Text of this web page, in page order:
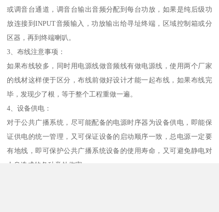
或调音台通道，调音台输出音频分配到每台功放，如果是纯后级功
放连接到INPUT音频输入，功放输出给寻址终端，区域控制箱或分
区器，再到终端喇叭。
3、布线注意事项：
如果布线较多，同时用电源线做音频线有做电源线，使用两个厂家
的线材这样便于区分，布线前做好设计才能一起布线，如果布线完
毕，发现少了根，等于整个工程重做一遍。
4、设备供电：
对于公共广播系统，尽可能配备的电源时序器为设备供电，即能保
证供电的统一管理，又可保证设备的启动顺序一致，总电源一定要
有地线，即可保护公共广播系统设备的使用寿命，又可避免静电对
人身造成的各种意外伤害。